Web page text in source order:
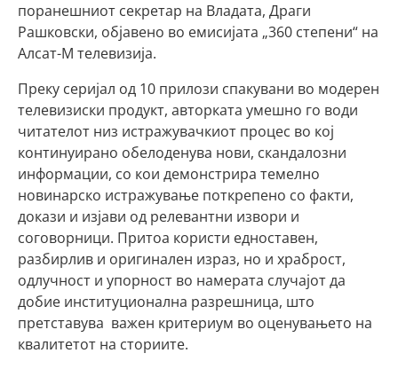
поранешниот секретар на Владата, Драги
Рашковски, објавено во емисијата „360 степени“ на
Алсат-М телевизија.
Преку серијал од 10 прилози спакувани во модерен
телевизиски продукт, авторката умешно го води
читателот низ истражувачкиот процес во кој
континуирано обелоденува нови, скандалозни
информации, со кои демонстрира темелно
новинарско истражување поткрепено со факти,
докази и изјави од релевантни извори и
соговорници. Притоа користи едноставен,
разбирлив и оригинален израз, но и храброст,
одлучност и упорност во намерата случајот да
добие институционална разрешница, што
претставува важен критериум во оценувањето на
квалитетот на сториите.